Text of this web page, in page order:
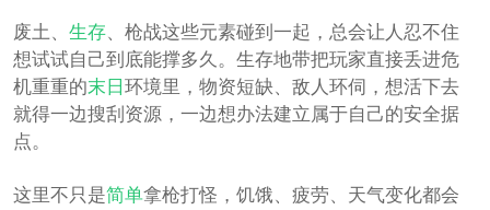
废土、 生存、枪战这些元素碰到一起，总会让人忍不住
想试试自己到底能撑多久。生存地带把玩家直接丢进危
机重重的末日 环境里，物资短缺、敌人环伺，想活下去
就得一边搜刮资源，一边想办法建立属于自己的安全据
点。
这里不只是简单拿枪打怪，饥饿、疲劳、天气变化都会